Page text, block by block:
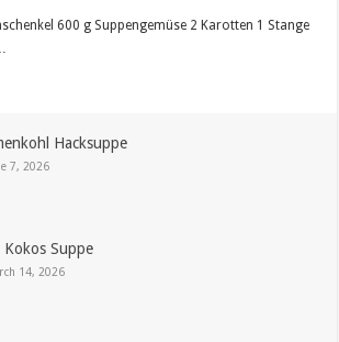
600 g Suppengemüse 2 Karotten 1 Stange
Hacksuppe
7, 2026
Kokos Suppe
14, 2026